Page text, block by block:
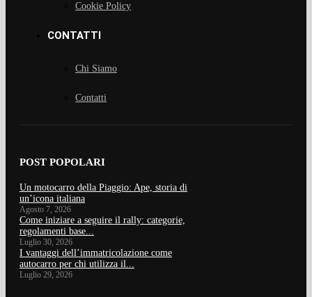
Cookie Policy
CONTATTI
Chi Siamo
Contatti
POST POPOLARI
Un motocarro della Piaggio: Ape, storia di
un’icona italiana
Agosto 7, 2026
Come iniziare a seguire il rally: categorie,
regolamenti base...
Luglio 30, 2026
I vantaggi dell’immatricolazione come
autocarro per chi utilizza il...
Luglio 29, 2026